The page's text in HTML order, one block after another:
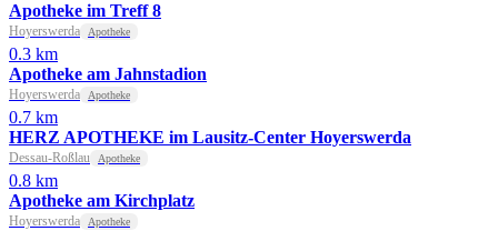
Apotheke im Treff 8
Hoyerswerda Apotheke
0.3 km
Apotheke am Jahnstadion
Hoyerswerda Apotheke
0.7 km
HERZ APOTHEKE im Lausitz-Center Hoyerswerda
Dessau-Roßlau Apotheke
0.8 km
Apotheke am Kirchplatz
Hoyerswerda Apotheke